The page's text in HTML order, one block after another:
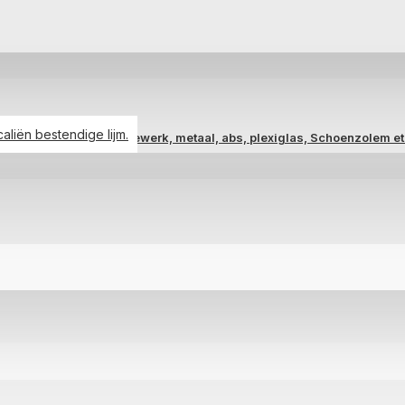
bestendige lijm.
glas, keramiek, aardewerk, metaal, abs, plexiglas, Schoenzolem